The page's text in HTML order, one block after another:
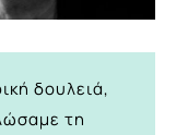
δουλειά,
τη